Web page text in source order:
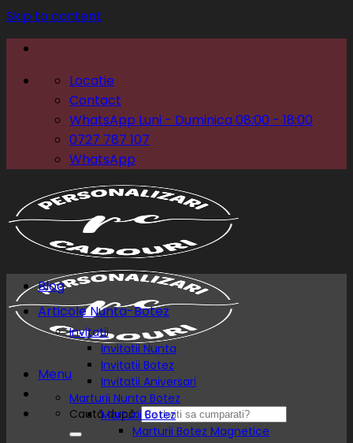
Skip to content
Locatie
Contact
WhatsApp Luni - Duminica 08:00 - 18:00
0727 787 107
WhatsApp
Menu
Caută după:
Blog
Articole Nunta-Botez
Invitatii
Invitatii Nunta
Invitatii Botez
Invitatii Aniversari
Marturii Nunta Botez
Marturii Botez
Marturii Botez Magnetice